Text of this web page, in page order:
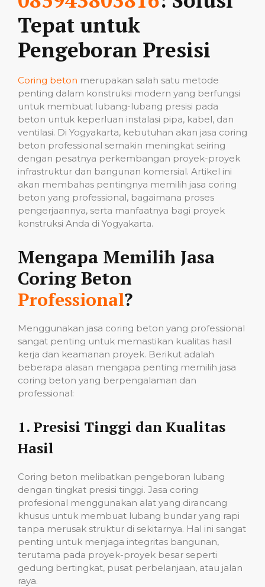
Tepat untuk
Pengeboran Presisi
Coring beton merupakan salah satu metode
penting dalam konstruksi modern yang berfungsi
untuk membuat lubang-lubang presisi pada
beton untuk keperluan instalasi pipa, kabel, dan
ventilasi. Di Yogyakarta, kebutuhan akan jasa coring
beton professional semakin meningkat seiring
dengan pesatnya perkembangan proyek-proyek
infrastruktur dan bangunan komersial. Artikel ini
akan membahas pentingnya memilih jasa coring
beton yang professional, bagaimana proses
pengerjaannya, serta manfaatnya bagi proyek
konstruksi Anda di Yogyakarta.
Mengapa Memilih Jasa
Coring Beton
Professional?
Menggunakan jasa coring beton yang professional
sangat penting untuk memastikan kualitas hasil
kerja dan keamanan proyek. Berikut adalah
beberapa alasan mengapa penting memilih jasa
coring beton yang berpengalaman dan
professional:
1. Presisi Tinggi dan Kualitas
Hasil
Coring beton melibatkan pengeboran lubang
dengan tingkat presisi tinggi. Jasa coring
profesional menggunakan alat yang dirancang
khusus untuk membuat lubang bundar yang rapi
tanpa merusak struktur di sekitarnya. Hal ini sangat
penting untuk menjaga integritas bangunan,
terutama pada proyek-proyek besar seperti
gedung bertingkat, pusat perbelanjaan, atau jalan
raya.